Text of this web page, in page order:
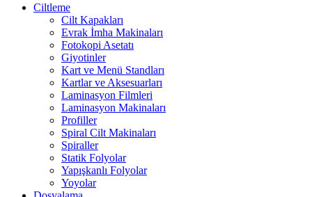
Ciltleme
Cilt Kapakları
Evrak İmha Makinaları
Fotokopi Asetatı
Giyotinler
Kart ve Menü Standları
Kartlar ve Aksesuarları
Laminasyon Filmleri
Laminasyon Makinaları
Profiller
Spiral Cilt Makinaları
Spiraller
Statik Folyolar
Yapışkanlı Folyolar
Yoyolar